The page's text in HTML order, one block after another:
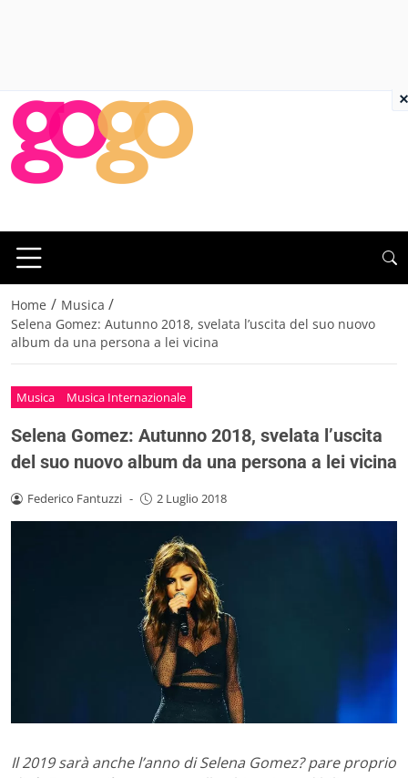
Home / Musica /
Selena Gomez: Autunno 2018, svelata l’uscita del suo nuovo
album da una persona a lei vicina
Musica Musica Internazionale
Selena Gomez: Autunno 2018, svelata l’uscita
del suo nuovo album da una persona a lei vicina
Federico Fantuzzi - 2 Luglio 2018
Il 2019 sarà anche l’anno di Selena Gomez? pare proprio
×